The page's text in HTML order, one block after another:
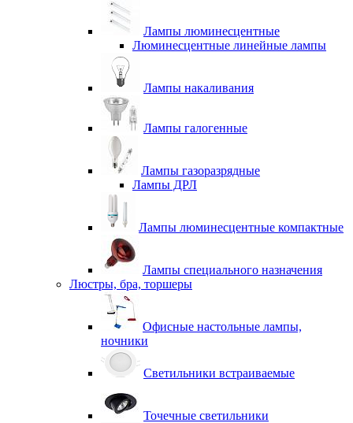
Лампы люминесцентные
Люминесцентные линейные лампы
Лампы накаливания
Лампы галогенные
Лампы газоразрядные
Лампы ДРЛ
Лампы люминесцентные компактные
Лампы специального назначения
Люстры, бра, торшеры
Офисные настольные лампы,
ночники
Светильники встраиваемые
Точечные светильники